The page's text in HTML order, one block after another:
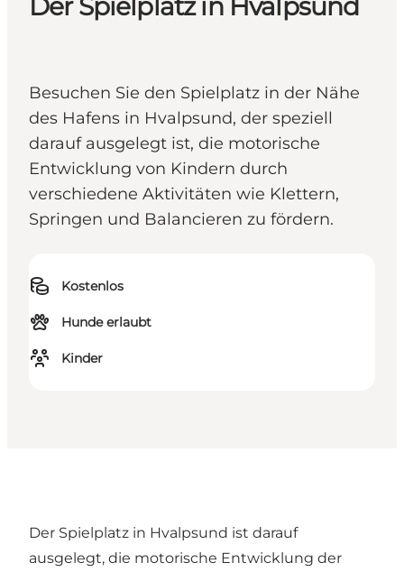
Der Spielplatz in Hvalpsund
Besuchen Sie den Spielplatz in der Nähe
des Hafens in Hvalpsund, der speziell
darauf ausgelegt ist, die motorische
Entwicklung von Kindern durch
verschiedene Aktivitäten wie Klettern,
Springen und Balancieren zu fördern.
Kostenlos
Hunde erlaubt
Kinder
Der Spielplatz in Hvalpsund ist darauf
ausgelegt, die motorische Entwicklung der